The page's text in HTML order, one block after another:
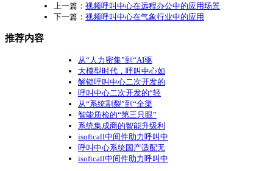
上一篇： 视频呼叫中心在远程办公中的应用场景
下一篇： 视频呼叫中心在气象行业中的应用
推荐内容
从“人力密集”到“AI驱
大模型时代，呼叫中心如
解锁呼叫中心二次开发的
呼叫中心二次开发的“轻
从“系统割裂”到“全渠
智能质检的“第三只眼”
系统集成商的智能升级利
isoftcall中间件助力呼叫中
呼叫中心系统国产适配无
isoftcall中间件助力呼叫中